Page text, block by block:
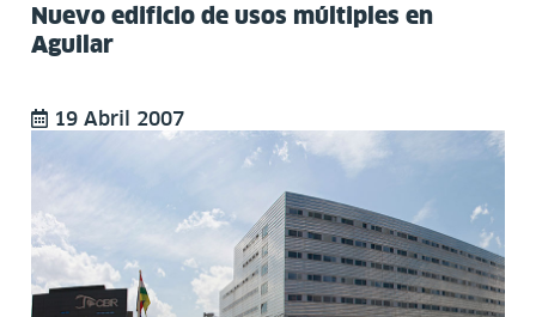
Nuevo edificio de usos múltiples en
Aguilar
19 Abril 2007